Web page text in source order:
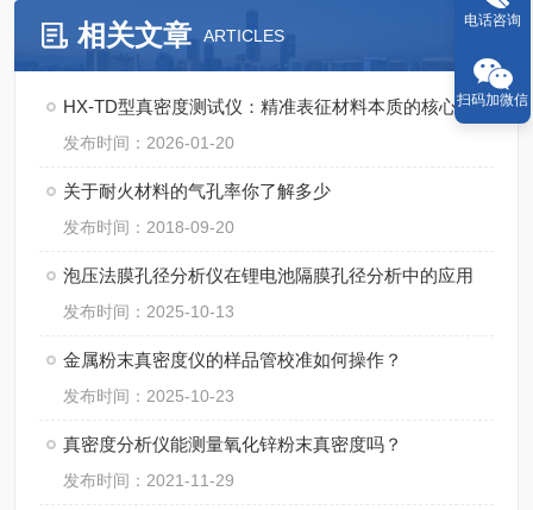
相关文章 ARTICLES
HX-TD型真密度测试仪：精准表征材料本质的核心设备
发布时间：2026-01-20
关于耐火材料的气孔率你了解多少
发布时间：2018-09-20
泡压法膜孔径分析仪在锂电池隔膜孔径分析中的应用
发布时间：2025-10-13
金属粉末真密度仪的样品管校准如何操作？
发布时间：2025-10-23
真密度分析仪能测量氧化锌粉末真密度吗？
发布时间：2021-11-29
电话咨询
扫码加微信